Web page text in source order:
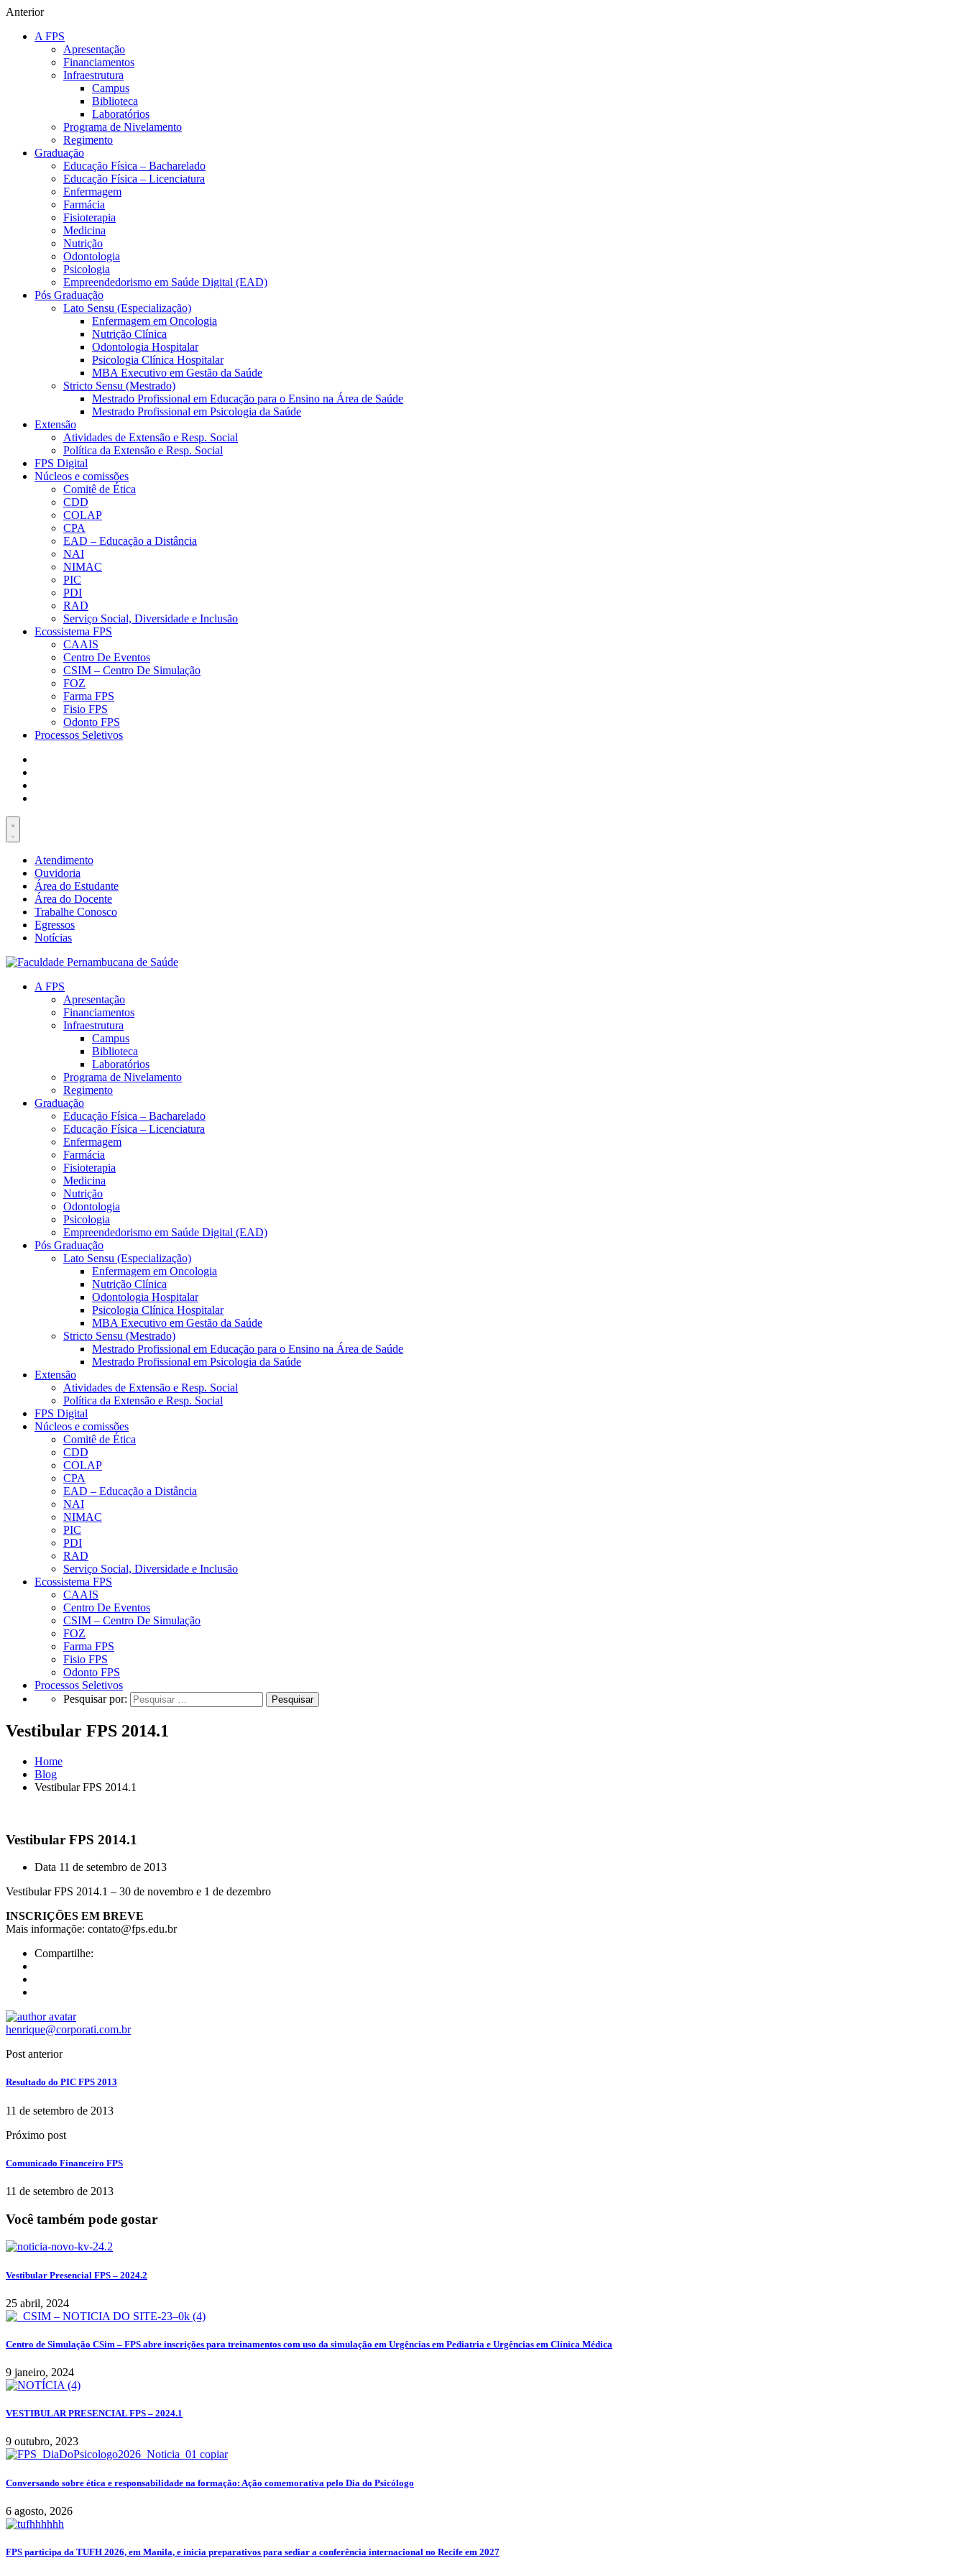
Anterior
A FPS
Apresentação
Financiamentos
Infraestrutura
Campus
Biblioteca
Laboratórios
Programa de Nivelamento
Regimento
Graduação
Educação Física – Bacharelado
Educação Física – Licenciatura
Enfermagem
Farmácia
Fisioterapia
Medicina
Nutrição
Odontologia
Psicologia
Empreendedorismo em Saúde Digital (EAD)
Pós Graduação
Lato Sensu (Especialização)
Enfermagem em Oncologia
Nutrição Clínica
Odontologia Hospitalar
Psicologia Clínica Hospitalar
MBA Executivo em Gestão da Saúde
Stricto Sensu (Mestrado)
Mestrado Profissional em Educação para o Ensino na Área de Saúde
Mestrado Profissional em Psicologia da Saúde
Extensão
Atividades de Extensão e Resp. Social
Política da Extensão e Resp. Social
FPS Digital
Núcleos e comissões
Comitê de Ética
CDD
COLAP
CPA
EAD – Educação a Distância
NAI
NIMAC
PIC
PDI
RAD
Serviço Social, Diversidade e Inclusão
Ecossistema FPS
CAAIS
Centro De Eventos
CSIM – Centro De Simulação
FOZ
Farma FPS
Fisio FPS
Odonto FPS
Processos Seletivos
Atendimento
Ouvidoria
Área do Estudante
Área do Docente
Trabalhe Conosco
Egressos
Notícias
A FPS
Apresentação
Financiamentos
Infraestrutura
Campus
Biblioteca
Laboratórios
Programa de Nivelamento
Regimento
Graduação
Educação Física – Bacharelado
Educação Física – Licenciatura
Enfermagem
Farmácia
Fisioterapia
Medicina
Nutrição
Odontologia
Psicologia
Empreendedorismo em Saúde Digital (EAD)
Pós Graduação
Lato Sensu (Especialização)
Enfermagem em Oncologia
Nutrição Clínica
Odontologia Hospitalar
Psicologia Clínica Hospitalar
MBA Executivo em Gestão da Saúde
Stricto Sensu (Mestrado)
Mestrado Profissional em Educação para o Ensino na Área de Saúde
Mestrado Profissional em Psicologia da Saúde
Extensão
Atividades de Extensão e Resp. Social
Política da Extensão e Resp. Social
FPS Digital
Núcleos e comissões
Comitê de Ética
CDD
COLAP
CPA
EAD – Educação a Distância
NAI
NIMAC
PIC
PDI
RAD
Serviço Social, Diversidade e Inclusão
Ecossistema FPS
CAAIS
Centro De Eventos
CSIM – Centro De Simulação
FOZ
Farma FPS
Fisio FPS
Odonto FPS
Processos Seletivos
Pesquisar por:
Vestibular FPS 2014.1
Home
Blog
Vestibular FPS 2014.1
Vestibular FPS 2014.1
Data 11 de setembro de 2013
Vestibular FPS 2014.1 – 30 de novembro e 1 de dezembro
INSCRIÇÕES EM BREVE
Mais informaçõe: contato@fps.edu.br
Compartilhe:
henrique@corporati.com.br
Post anterior
Resultado do PIC FPS 2013
11 de setembro de 2013
Próximo post
Comunicado Financeiro FPS
11 de setembro de 2013
Você também pode gostar
Vestibular Presencial FPS – 2024.2
25 abril, 2024
Centro de Simulação CSim – FPS abre inscrições para treinamentos com uso da simulação em Urgências em Pediatria e Urgências em Clínica Médica
9 janeiro, 2024
VESTIBULAR PRESENCIAL FPS – 2024.1
9 outubro, 2023
Conversando sobre ética e responsabilidade na formação: Ação comemorativa pelo Dia do Psicólogo
6 agosto, 2026
FPS participa da TUFH 2026, em Manila, e inicia preparativos para sediar a conferência internacional no Recife em 2027